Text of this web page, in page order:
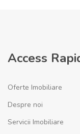
Access
Oferte Imobiliare
Despre noi
Servicii Imobiliare